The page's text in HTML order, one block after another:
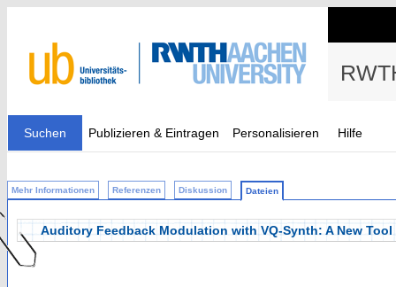
Suchen Publizieren & Eintragen Personalisieren Hilfe
Mehr Informationen Referenzen Diskussion Dateien
Auditory Feedback Modulation with VQ-Synth: A New